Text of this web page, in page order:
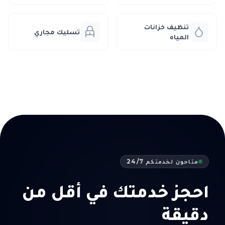
تنظيف خزانات
المياه
تسليك مجاري
متاحون لخدمتكم 24/7
احجز خدمتك في أقل من
دقيقة